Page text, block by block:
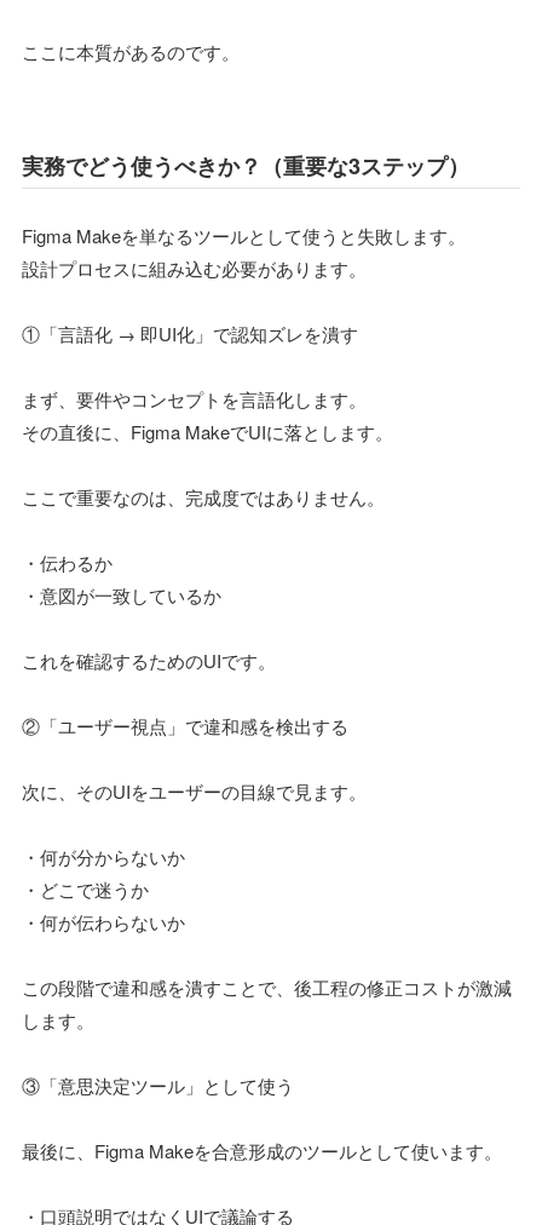
ここに本質があるのです。
実務でどう使うべきか？（重要な3ステップ）
Figma Makeを単なるツールとして使うと失敗します。
設計プロセスに組み込む必要があります。
①「言語化 → 即UI化」で認知ズレを潰す
まず、要件やコンセプトを言語化します。
その直後に、Figma MakeでUIに落とします。
ここで重要なのは、完成度ではありません。
・伝わるか
・意図が一致しているか
これを確認するためのUIです。
②「ユーザー視点」で違和感を検出する
次に、そのUIをユーザーの目線で見ます。
・何が分からないか
・どこで迷うか
・何が伝わらないか
この段階で違和感を潰すことで、後工程の修正コストが激減
します。
③「意思決定ツール」として使う
最後に、Figma Makeを合意形成のツールとして使います。
・口頭説明ではなくUIで議論する